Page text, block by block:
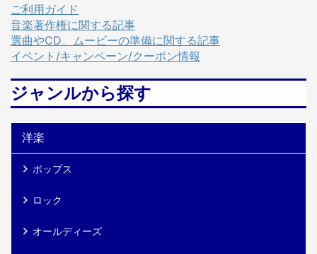
ト!） フランク・シナトラ
Amazon 楽天市場 Yahoo!ショ
ッピング アーティストについ
て FRANK SINATRA（フラン
メリカを代表するポピュラー
歌手であり、俳優としても多
くの功績を残したエンターテ
イナーです。1915年にニュー
ジャージー州ホーボーケンで
イタリア系移民 ...
Angel (Playing with My
Heart)7Sisters Are Doin' It for
ご利用ガイド
音楽著作権に関する記事
選曲やCD、ムービーの準備に関する記事
イベント/キャンペーン/クーポン情報
ジャンルから探す
洋楽
ポップス
ロック
オールディーズ